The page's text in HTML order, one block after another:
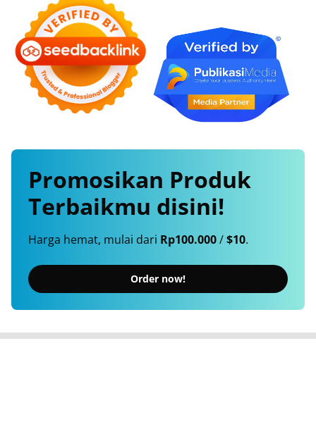
Promosikan Produk
Terbaikmu disini!
Harga hemat, mulai dari Rp100.000/$10.
Order now!